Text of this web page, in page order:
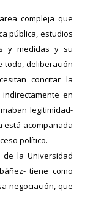
compleja que
pública, estudios
y medidas y su
todo, deliberación
concitar la
en
legitimidad-
está acompañada
político.
la Universidad
tiene como
negociación, que